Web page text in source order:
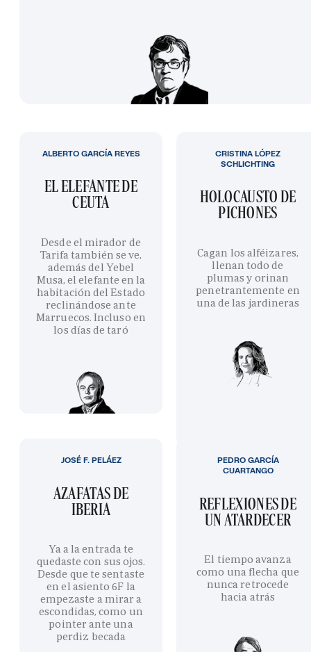
EL ELEFANTE DE
CEUTA
Desde el mirador de
Tarifa también se ve,
además del Yebel
Musa, el elefante en la
habitación del Estado
reclinándose ante
Marruecos. Incluso en
los días de taró
ALBERTO GARCÍA REYES
HOLOCAUSTO DE
PICHONES
Cagan los alféizares,
llenan todo de
plumas y orinan
penetrantemente en
una de las jardineras
CRISTINA LÓPEZ
SCHLICHTING
AZAFATAS DE
IBERIA
Ya a la entrada te
quedaste con sus ojos.
Desde que te sentaste
en el asiento 6F la
empezaste a mirar a
escondidas, como un
pointer ante una
perdiz becada
JOSÉ F. PELÁEZ
REFLEXIONES DE
UN ATARDECER
El tiempo avanza
como una flecha que
nunca retrocede
hacia atrás
PEDRO GARCÍA
CUARTANGO